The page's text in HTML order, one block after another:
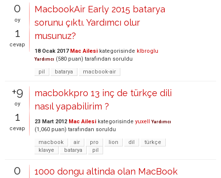
0
oy
1
cevap
MacbookAir Early 2015 batarya
sorunu çıktı. Yardımcı olur
musunuz?
18 Ocak 2017 Mac Ailesi kategorisinde klbroglu
Yardımcı (580 puan) tarafından soruldu
pil
batarya macbook-air
+9
oy
1
cevap
macbokkpro 13 inç de türkçe dili
nasıl yapabilirim ?
23 Mart 2012 Mac Ailesi kategorisinde yuxell Yardımcı
(1,060 puan) tarafından soruldu
macbook
air pro lion dil
türkçe
klavye
batarya pil
0
1000 dongu altinda olan MacBook